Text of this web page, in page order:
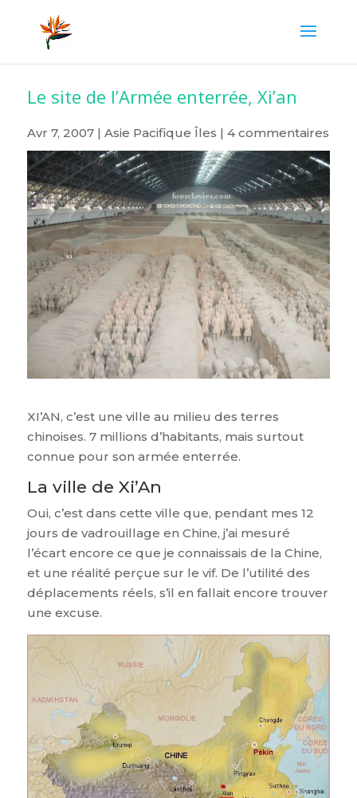
Le site de l’Armée enterrée, Xi’an
Avr 7, 2007| Asie Pacifique Îles | 4 commentaires
XI’AN, c’est une ville au milieu des terres
chinoises. 7 millions d’habitants, mais surtout
connue pour son armée enterrée.
La ville de Xi’An
Oui, c’est dans cette ville que, pendant mes 12
jours de vadrouillage en Chine, j’ai mesuré
l’écart encore ce que je connaissais de la Chine,
et une réalité perçue sur le vif. De l’utilité des
déplacements réels, s’il en fallait encore trouver
une excuse.